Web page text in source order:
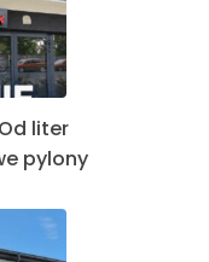
liter
pylony